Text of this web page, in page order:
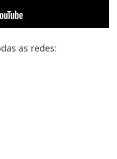
as redes: